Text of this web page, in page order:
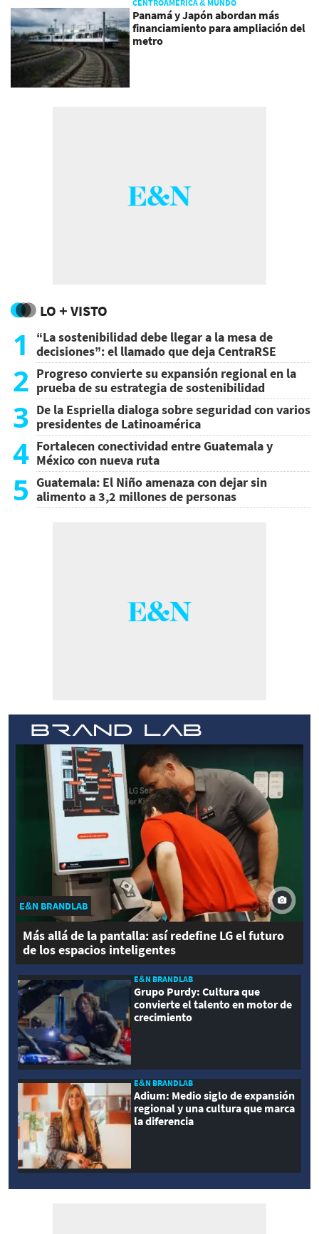
CENTROAMÉRICA & MUNDO
Panamá y Japón abordan más
financiamiento para ampliación del
metro
LO + VISTO
1
“La sostenibilidad debe llegar a la mesa de
decisiones”: el llamado que deja CentraRSE
2 Progreso convierte su expansión regional en la
prueba de su estrategia de sostenibilidad
3 De la Espriella dialoga sobre seguridad con varios
presidentes de Latinoamérica
4 Fortalecen conectividad entre Guatemala y
México con nueva ruta
5 Guatemala: El Niño amenaza con dejar sin
alimento a 3,2 millones de personas
E&N BRANDLAB
Más allá de la pantalla: así redefine LG el futuro
de los espacios inteligentes
E&N BRANDLAB
Grupo Purdy: Cultura que
convierte el talento en motor de
crecimiento
E&N BRANDLAB
Adium: Medio siglo de expansión
regional y una cultura que marca
la diferencia